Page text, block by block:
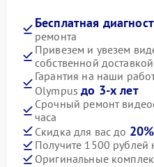
Бесплатная
ремонта
Привезем и увезем
собственной доставкой
Гарантия на наши
Olympusдо 3-х лет
Срочный ремонт
часа
Скидка для вас до 20%
Получите 1500 рублей
Оригинальные